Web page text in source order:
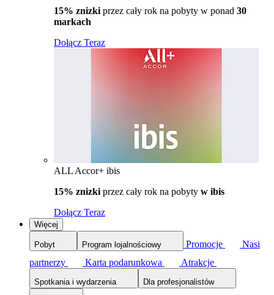
15% znizki przez cały rok na pobyty w ponad 30
markach
Dołącz Teraz
ALL Accor+ ibis
15% znizki przez cały rok na pobyty w ibis
Dołącz Teraz
Więcej
Pobyt Program lojalnościowy Promocje
Nasi
partnerzy
Karta podarunkowa Atrakcje
Spotkania i wydarzenia Dla profesjonalistów